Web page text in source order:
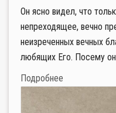
Он ясно видел, что
непреходящее, вечно
неизреченных вечных
любящих Его. Посему
Подробнее